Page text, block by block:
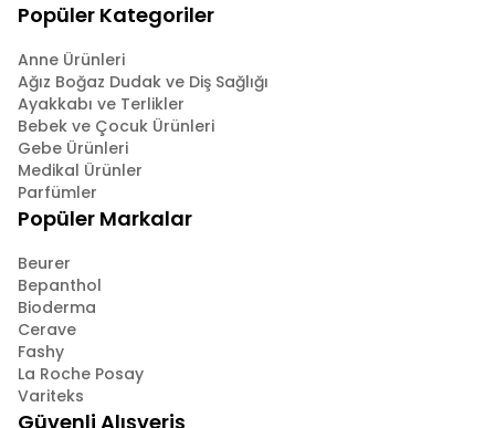
Popüler Kategoriler
Anne Ürünleri
Ağız Boğaz Dudak ve Diş Sağlığı
Ayakkabı ve Terlikler
Bebek ve Çocuk Ürünleri
Gebe Ürünleri
Medikal Ürünler
Parfümler
Popüler Markalar
Beurer
Bepanthol
Bioderma
Cerave
Fashy
La Roche Posay
Variteks
Güvenli Alışveriş